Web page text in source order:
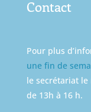
Contact
Pour plus
une fin de
le secrétariat
de 13h à 16 h.